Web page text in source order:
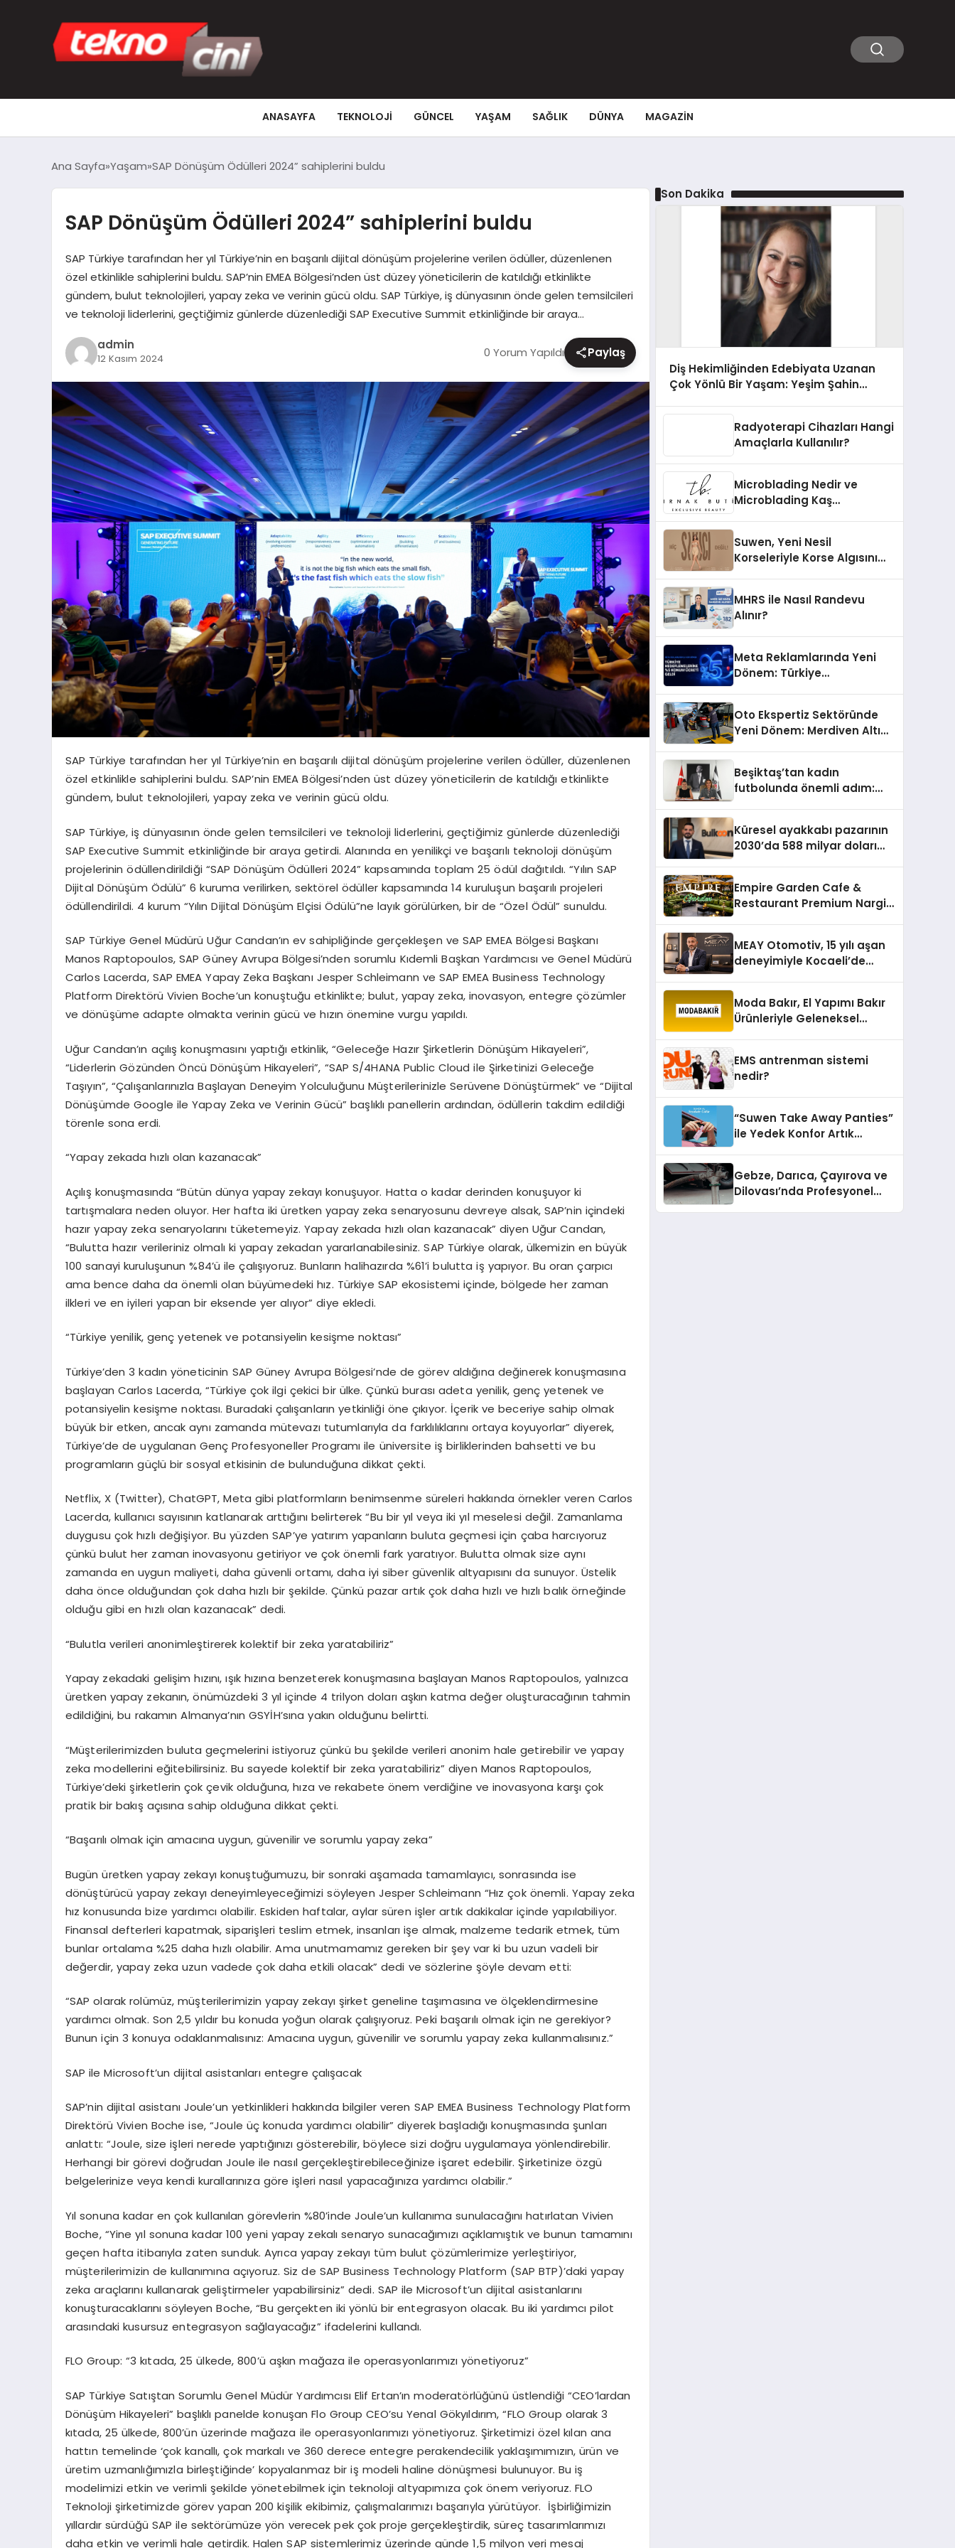
ANASAYFA TEKNOLOJI GÜNCEL YAŞAM SAĞLIK DÜNYA MAGAZIN
Ana Sayfa Yaşam SAP Dönüşüm Ödülleri 2024” sahiplerini buldu
SAP Dönüşüm Ödülleri 2024” sahiplerini buldu
SAP Türkiye tarafından her yıl Türkiye’nin en başarılı dijital dönüşüm projelerine verilen ödüller, düzenlenen
özel etkinlikle sahiplerini buldu. SAP’nin EMEA Bölgesi’nden üst düzey yöneticilerin de katıldığı etkinlikte
gündem, bulut teknolojileri, yapay zeka ve verinin gücü oldu. SAP Türkiye, iş dünyasının önde gelen temsilcileri
ve teknoloji liderlerini, geçtiğimiz günlerde düzenlediği SAP Executive Summit etkinliğinde bir araya…
admin
12 Kasım 2024 0 Yorum Yapıldı Paylaş
SAP Türkiye tarafından her yıl Türkiye’nin en başarılı dijital dönüşüm projelerine verilen ödüller, düzenlenen
özel etkinlikle sahiplerini buldu. SAP’nin EMEA Bölgesi’nden üst düzey yöneticilerin de katıldığı etkinlikte
gündem, bulut teknolojileri, yapay zeka ve verinin gücü oldu.
SAP Türkiye, iş dünyasının önde gelen temsilcileri ve teknoloji liderlerini, geçtiğimiz günlerde düzenlediği
SAP Executive Summit etkinliğinde bir araya getirdi. Alanında en yenilikçi ve başarılı teknoloji dönüşüm
projelerinin ödüllendirildiği “SAP Dönüşüm Ödülleri 2024” kapsamında toplam 25 ödül dağıtıldı. “Yılın SAP
Dijital Dönüşüm Ödülü” 6 kuruma verilirken, sektörel ödüller kapsamında 14 kuruluşun başarılı projeleri
ödüllendirildi. 4 kurum “Yılın Dijital Dönüşüm Elçisi Ödülü”ne layık görülürken, bir de “Özel Ödül” sunuldu.
SAP Türkiye Genel Müdürü Uğur Candan’ın ev sahipliğinde gerçekleşen ve SAP EMEA Bölgesi Başkanı
Manos Raptopoulos, SAP Güney Avrupa Bölgesi’nden sorumlu Kıdemli Başkan Yardımcısı ve Genel Müdürü
Carlos Lacerda, SAP EMEA Yapay Zeka Başkanı Jesper Schleimann ve SAP EMEA Business Technology
Platform Direktörü Vivien Boche’un konuştuğu etkinlikte; bulut, yapay zeka, inovasyon, entegre çözümler
ve dönüşüme adapte olmakta verinin gücü ve hızın önemine vurgu yapıldı.
Uğur Candan’ın açılış konuşmasını yaptığı etkinlik, “Geleceğe Hazır Şirketlerin Dönüşüm Hikayeleri”,
“Liderlerin Gözünden Öncü Dönüşüm Hikayeleri”, “SAP S/4HANA Public Cloud ile Şirketinizi Geleceğe
Taşıyın”, “Çalışanlarınızla Başlayan Deneyim Yolculuğunu Müşterilerinizle Serüvene Dönüştürmek” ve “Dijital
Dönüşümde Google ile Yapay Zeka ve Verinin Gücü” başlıklı panellerin ardından, ödüllerin takdim edildiği
törenle sona erdi.
“Yapay zekada hızlı olan kazanacak”
Açılış konuşmasında “Bütün dünya yapay zekayı konuşuyor. Hatta o kadar derinden konuşuyor ki
tartışmalara neden oluyor. Her hafta iki üretken yapay zeka senaryosunu devreye alsak, SAP’nin içindeki
hazır yapay zeka senaryolarını tüketemeyiz. Yapay zekada hızlı olan kazanacak” diyen Uğur Candan,
“Bulutta hazır verileriniz olmalı ki yapay zekadan yararlanabilesiniz. SAP Türkiye olarak, ülkemizin en büyük
100 sanayi kuruluşunun %84’ü ile çalışıyoruz. Bunların halihazırda %61’i bulutta iş yapıyor. Bu oran çarpıcı
ama bence daha da önemli olan büyümedeki hız. Türkiye SAP ekosistemi içinde, bölgede her zaman
ilkleri ve en iyileri yapan bir eksende yer alıyor” diye ekledi.
“Türkiye yenilik, genç yetenek ve potansiyelin kesişme noktası”
Türkiye’den 3 kadın yöneticinin SAP Güney Avrupa Bölgesi’nde de görev aldığına değinerek konuşmasına
başlayan Carlos Lacerda, “Türkiye çok ilgi çekici bir ülke. Çünkü burası adeta yenilik, genç yetenek ve
potansiyelin kesişme noktası. Buradaki çalışanların yetkinliği öne çıkıyor. İçerik ve beceriye sahip olmak
büyük bir etken, ancak aynı zamanda mütevazı tutumlarıyla da farklılıklarını ortaya koyuyorlar” diyerek,
Türkiye’de de uygulanan Genç Profesyoneller Programı ile üniversite iş birliklerinden bahsetti ve bu
programların güçlü bir sosyal etkisinin de bulunduğuna dikkat çekti.
Netflix, X (Twitter), ChatGPT, Meta gibi platformların benimsenme süreleri hakkında örnekler veren Carlos
Lacerda, kullanıcı sayısının katlanarak arttığını belirterek “Bu bir yıl veya iki yıl meselesi değil. Zamanlama
duygusu çok hızlı değişiyor. Bu yüzden SAP’ye yatırım yapanların buluta geçmesi için çaba harcıyoruz
çünkü bulut her zaman inovasyonu getiriyor ve çok önemli fark yaratıyor. Bulutta olmak size aynı
zamanda en uygun maliyeti, daha güvenli ortamı, daha iyi siber güvenlik altyapısını da sunuyor. Üstelik
daha önce olduğundan çok daha hızlı bir şekilde. Çünkü pazar artık çok daha hızlı ve hızlı balık örneğinde
olduğu gibi en hızlı olan kazanacak” dedi.
“Bulutla verileri anonimleştirerek kolektif bir zeka yaratabiliriz”
Yapay zekadaki gelişim hızını, ışık hızına benzeterek konuşmasına başlayan Manos Raptopoulos, yalnızca
üretken yapay zekanın, önümüzdeki 3 yıl içinde 4 trilyon doları aşkın katma değer oluşturacağının tahmin
edildiğini, bu rakamın Almanya’nın GSYİH’sına yakın olduğunu belirtti.
“Müşterilerimizden buluta geçmelerini istiyoruz çünkü bu şekilde verileri anonim hale getirebilir ve yapay
zeka modellerini eğitebilirsiniz. Bu sayede kolektif bir zeka yaratabiliriz” diyen Manos Raptopoulos,
Türkiye’deki şirketlerin çok çevik olduğuna, hıza ve rekabete önem verdiğine ve inovasyona karşı çok
pratik bir bakış açısına sahip olduğuna dikkat çekti.
“Başarılı olmak için amacına uygun, güvenilir ve sorumlu yapay zeka”
Bugün üretken yapay zekayı konuştuğumuzu, bir sonraki aşamada tamamlayıcı, sonrasında ise
dönüştürücü yapay zekayı deneyimleyeceğimizi söyleyen Jesper Schleimann “Hız çok önemli. Yapay zeka
hız konusunda bize yardımcı olabilir. Eskiden haftalar, aylar süren işler artık dakikalar içinde yapılabiliyor.
Finansal defterleri kapatmak, siparişleri teslim etmek, insanları işe almak, malzeme tedarik etmek, tüm
bunlar ortalama %25 daha hızlı olabilir. Ama unutmamamız gereken bir şey var ki bu uzun vadeli bir
değerdir, yapay zeka uzun vadede çok daha etkili olacak” dedi ve sözlerine şöyle devam etti:
“SAP olarak rolümüz, müşterilerimizin yapay zekayı şirket geneline taşımasına ve ölçeklendirmesine
yardımcı olmak. Son 2,5 yıldır bu konuda yoğun olarak çalışıyoruz. Peki başarılı olmak için ne gerekiyor?
Bunun için 3 konuya odaklanmalısınız: Amacına uygun, güvenilir ve sorumlu yapay zeka kullanmalısınız.”
SAP ile Microsoft’un dijital asistanları entegre çalışacak
SAP’nin dijital asistanı Joule’un yetkinlikleri hakkında bilgiler veren SAP EMEA Business Technology Platform
Direktörü Vivien Boche ise, “Joule üç konuda yardımcı olabilir” diyerek başladığı konuşmasında şunları
anlattı: “Joule, size işleri nerede yaptığınızı gösterebilir, böylece sizi doğru uygulamaya yönlendirebilir.
Herhangi bir görevi doğrudan Joule ile nasıl gerçekleştirebileceğinize işaret edebilir. Şirketinize özgü
belgelerinize veya kendi kurallarınıza göre işleri nasıl yapacağınıza yardımcı olabilir.”
Yıl sonuna kadar en çok kullanılan görevlerin %80’inde Joule’un kullanıma sunulacağını hatırlatan Vivien
Boche, “Yine yıl sonuna kadar 100 yeni yapay zekalı senaryo sunacağımızı açıklamıştık ve bunun tamamını
geçen hafta itibarıyla zaten sunduk. Ayrıca yapay zekayı tüm bulut çözümlerimize yerleştiriyor,
müşterilerimizin de kullanımına açıyoruz. Siz de SAP Business Technology Platform (SAP BTP)’daki yapay
zeka araçlarını kullanarak geliştirmeler yapabilirsiniz” dedi. SAP ile Microsoft’un dijital asistanlarını
konuşturacaklarını söyleyen Boche, “Bu gerçekten iki yönlü bir entegrasyon olacak. Bu iki yardımcı pilot
arasındaki kusursuz entegrasyon sağlayacağız” ifadelerini kullandı.
FLO Group: “3 kıtada, 25 ülkede, 800’ü aşkın mağaza ile operasyonlarımızı yönetiyoruz”
SAP Türkiye Satıştan Sorumlu Genel Müdür Yardımcısı Elif Ertan’ın moderatörlüğünü üstlendiği “CEO’lardan
Dönüşüm Hikayeleri” başlıklı panelde konuşan Flo Group CEO’su Yenal Gökyıldırım, “FLO Group olarak 3
kıtada, 25 ülkede, 800’ün üzerinde mağaza ile operasyonlarımızı yönetiyoruz. Şirketimizi özel kılan ana
hattın temelinde ‘çok kanallı, çok markalı ve 360 derece entegre perakendecilik yaklaşımımızın, ürün ve
üretim uzmanlığımızla birleştiğinde’ kopyalanmaz bir iş modeli haline dönüşmesi bulunuyor. Bu iş
modelimizi etkin ve verimli şekilde yönetebilmek için teknoloji altyapımıza çok önem veriyoruz. FLO
Teknoloji şirketimizde görev yapan 200 kişilik ekibimiz, çalışmalarımızı başarıyla yürütüyor. İşbirliğimizin
yıllardır sürdüğü SAP ile sektörümüze yön verecek pek çok proje gerçekleştirdik, süreç tasarımlarımızı
daha etkin ve verimli hale getirdik. Halen SAP sistemlerimiz üzerinde günde 1,5 milyon veri mesaj
Son Dakika
Diş Hekimliğinden Edebiyata Uzanan
Çok Yönlü Bir Yaşam: Yeşim Şahin
Radyoterapi Cihazları Hangi
Amaçlarla Kullanılır?
Microblading Nedir ve
Microblading Kaş
Suwen, Yeni Nesil
Korseleriyle Korse Algısını
MHRS ile Nasıl Randevu
Alınır?
Meta Reklamlarında Yeni
Dönem: Türkiye
Oto Ekspertiz Sektöründe
Yeni Dönem: Merdiven Altı
Beşiktaş’tan kadın
futbolunda önemli adım:
Gündoğdu kulüp hafızasını
geleceğe taşıyacak
Küresel ayakkabı pazarının
2030’da 588 milyar doları
Empire Garden Cafe &
Restaurant Premium Nargile
MEAY Otomotiv, 15 yılı aşan
deneyimiyle Kocaeli’de
Moda Bakır, El Yapımı Bakır
Ürünleriyle Geleneksel
EMS antrenman sistemi
nedir?
“Suwen Take Away Panties”
ile Yedek Konfor Artık
Gebze, Darıca, Çayırova ve
Dilovası’nda Profesyonel